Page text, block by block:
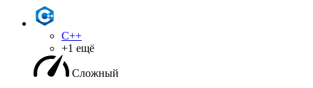
C++
+1 ещё
Сложный